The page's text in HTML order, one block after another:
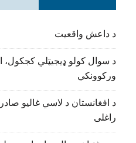
د داعش واقعیت
د سوال کولو ډیجیټلي
ورکوونکي
د افغانستان د لاسي غالیو
راغلی